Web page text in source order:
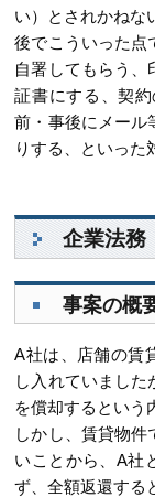
い）とされかねな
後でこういった点
自署してもらう、
証書にする、契
前・事後にメール
りする、といった
企業法務
事案の概
A社は、店舗の賃
し入れていました
を償却するという
しかし、賃貸物件
いことから、A社
ず、全額返還する